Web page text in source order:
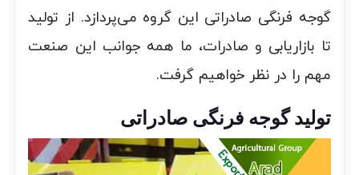
گوجه فرنگی صادراتی این گروه می‌پردازد. از تولید
تا بازاریابی و صادرات، ما همه جوانب این صنعت
مهم را در نظر خواهیم گرفت.
تولید گوجه فرنگی صادراتی